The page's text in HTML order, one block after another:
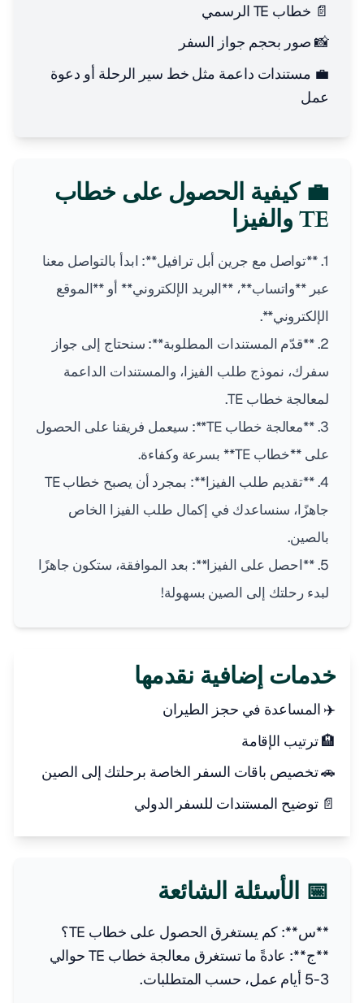
📄 خطاب TE الرسمي
📸 صور بحجم جواز السفر
💼 مستندات داعمة مثل خط سير الرحلة أو دعوة
عمل
💼 كيفية الحصول على خطاب
TE والفيزا
1. **تواصل مع جرين أبل ترافيل**: ابدأ بالتواصل معنا
عبر **واتساب**، **البريد الإلكتروني** أو **الموقع
الإلكتروني**.
2. **قدّم المستندات المطلوبة**: سنحتاج إلى جواز
سفرك، نموذج طلب الفيزا، والمستندات الداعمة
لمعالجة خطاب TE.
3. **معالجة خطاب TE**: سيعمل فريقنا على الحصول
على **خطاب TE** بسرعة وكفاءة.
4. **تقديم طلب الفيزا**: بمجرد أن يصبح خطاب TE
جاهزًا، سنساعدك في إكمال طلب الفيزا الخاص
بالصين.
5. **احصل على الفيزا**: بعد الموافقة، ستكون جاهزًا
لبدء رحلتك إلى الصين بسهولة!
خدمات إضافية نقدمها
✈️ المساعدة في حجز الطيران
🏨 ترتيب الإقامة
🚗 تخصيص باقات السفر الخاصة برحلتك إلى الصين
📄 توضيح المستندات للسفر الدولي
📅 الأسئلة الشائعة
**س**: كم يستغرق الحصول على خطاب TE؟
**ج**: عادةً ما تستغرق معالجة خطاب TE حوالي
3-5 أيام عمل، حسب المتطلبات.